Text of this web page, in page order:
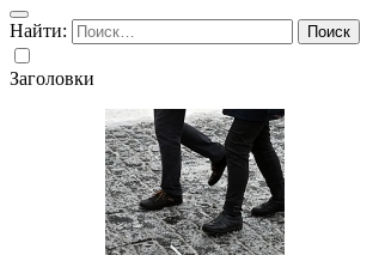
Найти:
Заголовки